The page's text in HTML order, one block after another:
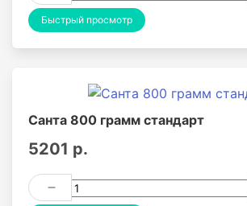
Быстрый просмотр
Санта 800 грамм стандарт
5201 р.